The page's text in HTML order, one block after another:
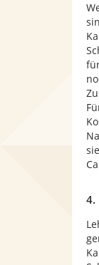
4.